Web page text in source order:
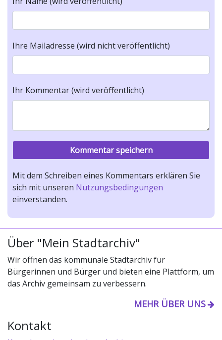
Ihre Mailadresse (wird nicht veröffentlicht)
Ihr Kommentar (wird veröffentlicht)
Mit dem Schreiben eines Kommentars erklären Sie
sich mit unseren Nutzungsbedingungen
einverstanden.
Über "Mein Stadtarchiv"
Wir öffnen das kommunale Stadtarchiv für
Bürgerinnen und Bürger und bieten eine Plattform, um
das Archiv gemeinsam zu verbessern.
MEHR ÜBER UNS
Kontakt